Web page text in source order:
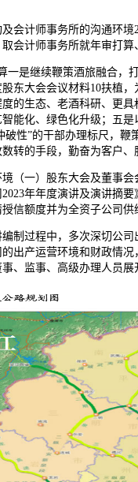
计师事务所的沟通环境
会计师事务所就年审打算
继续鞭策酒旅融合，打
东大会会议材料10扶植
的生态、老酒科研、更
能化、绿色化升级；五是
破性”的干部办理标尺，鞭
转的手段，勤奋为客户、
一）股东大会及董事会
年年度演讲及演讲摘
信额度并为全资子公司供
过程中，多次深切公司
出产运营环境和财政情
、监事、高级办理人员展